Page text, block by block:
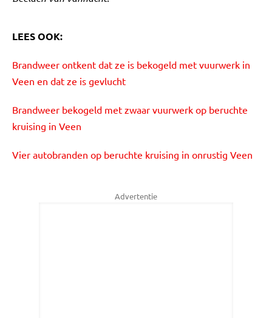
LEES OOK:
Brandweer ontkent dat ze is bekogeld met vuurwerk in
Veen en dat ze is gevlucht
Brandweer bekogeld met zwaar vuurwerk op beruchte
kruising in Veen
Vier autobranden op beruchte kruising in onrustig Veen
Advertentie